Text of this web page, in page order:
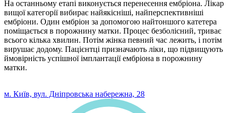
На останньому етапі виконується перенесення ембріона. Лікар
вищої категорії вибирає найякісніші, найперспективніші
ембріони. Один ембріон за допомогою найтоншого катетера
поміщається в порожнину матки. Процес безболісний, триває
всього кілька хвилин. Потім жінка певний час лежить, і потім
вирушає додому. Пацієнтці призначають ліки, що підвищують
ймовірність успішної імплантації ембріона в порожнину
матки.
м. Київ, вул. Дніпровська набережна, 28